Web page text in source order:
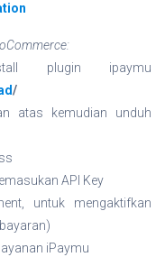
plugin ipaymu
/
atas kemudian unduh
API Key
untuk mengaktifkan
iPaymu